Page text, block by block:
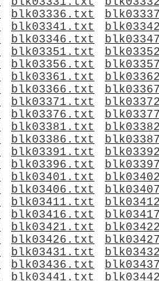
blk03336.txt
blk03341.txt
blk03346.txt
blk03351.txt
blk03356.txt
blk03361.txt
blk03366.txt
blk03371.txt
blk03376.txt
blk03381.txt
blk03386.txt
blk03391.txt
blk03396.txt
blk03401.txt
blk03406.txt
blk03411.txt
blk03416.txt
blk03421.txt
blk03426.txt
blk03431.txt
blk03436.txt
blk03441.txt